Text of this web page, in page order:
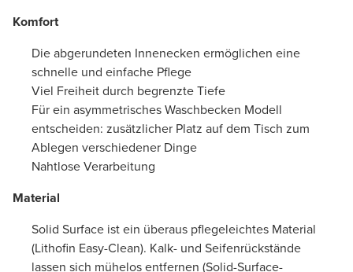
Komfort
Die abgerundeten Innenecken ermöglichen eine
schnelle und einfache Pflege
Viel Freiheit durch begrenzte Tiefe
Für ein asymmetrisches Waschbecken Modell
entscheiden: zusätzlicher Platz auf dem Tisch zum
Ablegen verschiedener Dinge
Nahtlose Verarbeitung
Material
Solid Surface ist ein überaus pflegeleichtes Material
(Lithofin Easy-Clean). Kalk- und Seifenrückstände
lassen sich mühelos entfernen (Solid-Surface-